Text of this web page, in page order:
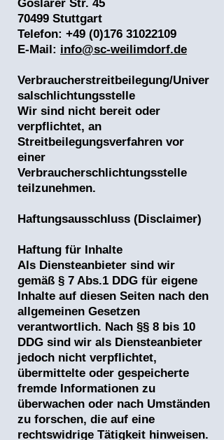
Goslarer Str. 45
70499 Stuttgart
Telefon: +49 (0)176 31022109
E-Mail: info@sc-weilimdorf.de
Verbraucherstreitbeilegung/Univer
salschlichtungsstelle
Wir sind nicht bereit oder
verpflichtet, an
Streitbeilegungsverfahren vor
einer
Verbraucherschlichtungsstelle
teilzunehmen.
Haftungsausschluss (Disclaimer)
Haftung für Inhalte
Als Diensteanbieter sind wir
gemäß § 7 Abs.1 DDG für eigene
Inhalte auf diesen Seiten nach den
allgemeinen Gesetzen
verantwortlich. Nach §§ 8 bis 10
DDG sind wir als Diensteanbieter
jedoch nicht verpflichtet,
übermittelte oder gespeicherte
fremde Informationen zu
überwachen oder nach Umständen
zu forschen, die auf eine
rechtswidrige Tätigkeit hinweisen.